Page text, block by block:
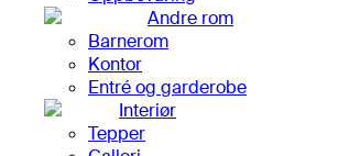
Andre rom
Barnerom
Kontor
Entré og garderobe
Interiør
Tepper